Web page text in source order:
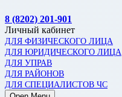
8 (8202) 201-901
Личный кабинет
ДЛЯ ФИЗИЧЕСКОГО ЛИЦА
ДЛЯ ЮРИДИЧЕСКОГО ЛИЦА
ДЛЯ УПРАВ
ДЛЯ РАЙОНОВ
ДЛЯ СПЕЦИАЛИСТОВ ЧС